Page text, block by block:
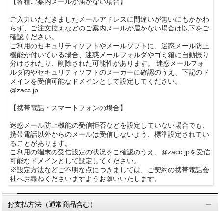
ご入力いただきましたメールアドレスに間違いが無いにもかかわ
らず、ご注文控えなどのご案内メールが届かない場合は以下をご
確認ください。
ご利用のセキュリティソフトやメールソフトに、迷惑メール防止
機能が付いている場合、迷惑メールフォルダやゴミ箱に自動振り
分けされたり、削除された可能性があります。 迷惑メールフォ
ルダ内やセキュリティソフトのメーカーに確認のうえ、下記のド
メインを受信可能なドメインとして設定してください。
@zacc.jp
【携帯電話・スマートフォンの場合】
迷惑メール防止機能の受信拒否などを設定していない場合でも、
携帯電話以外からのメールは受信しないよう、標準設定されてい
ることがあります。
ご利用の端末の受信設定の状況をご確認のうえ、@zacc.jpを受信
可能なドメインとして設定してください。
※設定方法などご不明な点につきましては、ご契約の携帯電話会
社へお尋ねくださいますようお願いいたします。
お支払方法（通常商品含む）